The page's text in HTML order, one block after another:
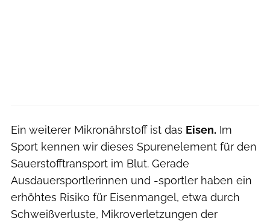
Ein weiterer Mikronährstoff ist das Eisen. Im
Sport kennen wir dieses Spurenelement für den
Sauerstofftransport im Blut. Gerade
Ausdauersportlerinnen und -sportler haben ein
erhöhtes Risiko für Eisenmangel, etwa durch
Schweißverluste, Mikroverletzungen der